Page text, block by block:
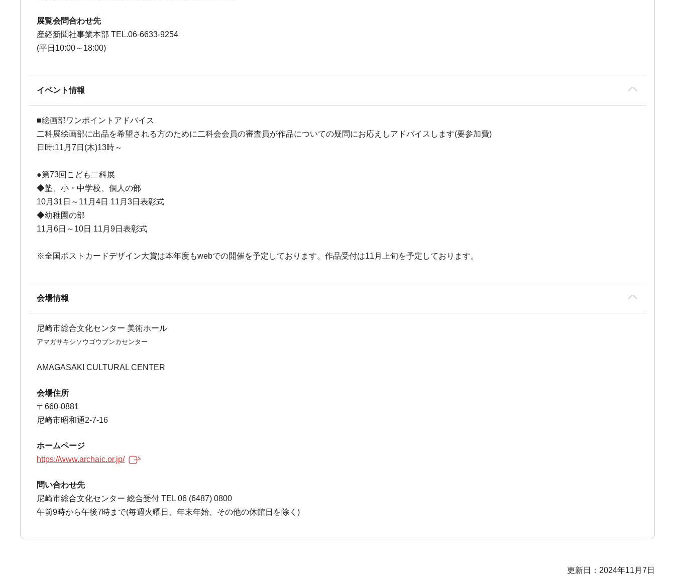
展覧会問合わせ先
産経新聞社事業本部 TEL.06-6633-9254
(平日10:00～18:00)
イベント情報
■絵画部ワンポイントアドバイス
二科展絵画部に出品を希望される方のために二科会会員の審査員が作品についての疑問にお応えしアドバイスします(要参加費)
日時:11月7日(木)13時～
●第73回こども二科展
◆塾、小・中学校、個人の部
10月31日～11月4日 11月3日表彰式
◆幼稚園の部
11月6日～10日 11月9日表彰式
※全国ポストカードデザイン大賞は本年度もwebでの開催を予定しております。作品受付は11月上旬を予定しております。
会場情報
尼崎市総合文化センター 美術ホール
アマガサキシソウゴウブンカセンター
AMAGASAKI CULTURAL CENTER
会場住所
〒660-0881
尼崎市昭和通2-7-16
ホームページ
https://www.archaic.or.jp/
問い合わせ先
尼崎市総合文化センター 総合受付 TEL 06 (6487) 0800
午前9時から午後7時まで(毎週火曜日、年末年始、その他の休館日を除く)
更新日：2024年11月7日